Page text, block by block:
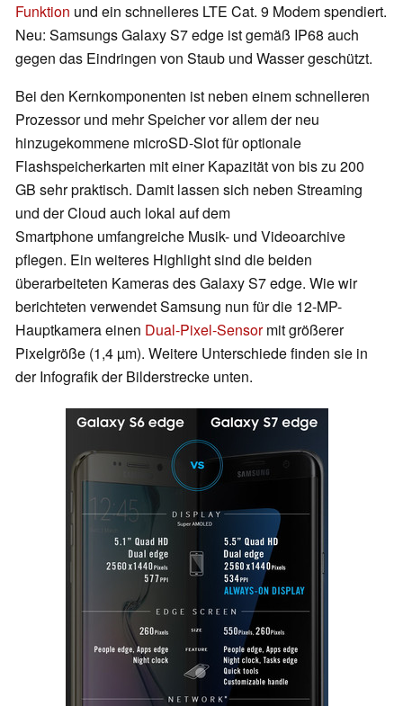
Funktion und ein schnelleres LTE Cat. 9 Modem spendiert.
Neu: Samsungs Galaxy S7 edge ist gemäß IP68 auch
gegen das Eindringen von Staub und Wasser geschützt.
Bei den Kernkomponenten ist neben einem schnelleren
Prozessor und mehr Speicher vor allem der neu
hinzugekommene microSD-Slot für optionale
Flashspeicherkarten mit einer Kapazität von bis zu 200
GB sehr praktisch. Damit lassen sich neben Streaming
und der Cloud auch lokal auf dem
Smartphone umfangreiche Musik- und Videoarchive
pflegen. Ein weiteres Highlight sind die beiden
überarbeiteten Kameras des Galaxy S7 edge. Wie wir
berichteten verwendet Samsung nun für die 12-MP-
Hauptkamera einen Dual-Pixel-Sensormit größerer
Pixelgröße (1,4 µm). Weitere Unterschiede finden sie in
der Infografik der Bilderstrecke unten.